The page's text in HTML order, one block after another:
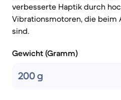
verbesserte Haptik durch
Vibrationsmotoren, die beim
sind.
Gewicht (Gramm)
200 g